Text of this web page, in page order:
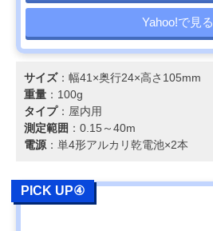
Yahoo!で見る
サイズ：幅41×奥行24×高さ105mm
重量 ：100g
タイプ：屋内用
測定範囲 ：0.15～40m
電源：単4形アルカリ乾電池×2本
PICK UP④